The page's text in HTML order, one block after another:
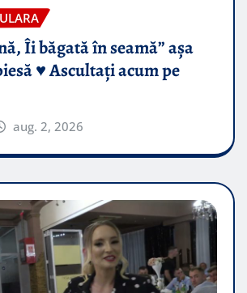
Îi băgată în seamă” așa
♥️ Ascultați acum pe
aug. 2, 2026